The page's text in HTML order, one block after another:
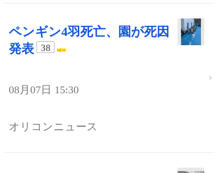
ペンギン4羽死亡、園が死因
発表
38
08月07日 15:30
オリコンニュース